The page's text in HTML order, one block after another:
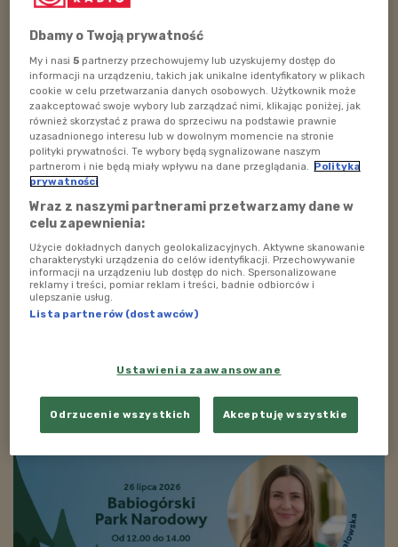
Foto: pixabay.com
Składniki: ogórki surowe, świeża mięta, zioła, jogurt
naturalny.
Zobacz więcej na temat: ogórki
polskie radio dzieciom
przepisy kulinarne smak na tak
ZOBACZ TAKŻE
Dbamy o Twoją prywatność
My i nasi5 partnerzy przechowujemy lub uzyskujemy dostęp do
informacji na urządzeniu, takich jak unikalne identyfikatory w plikach
cookie w celu przetwarzania danych osobowych. Użytkownik może
zaakceptować swoje wybory lub zarządzać nimi, klikając poniżej, jak
również skorzystać z prawa do sprzeciwu na podstawie prawnie
uzasadnionego interesu lub w dowolnym momencie na stronie
polityki prywatności. Te wybory będą sygnalizowane naszym
partnerom i nie będą miały wpływu na dane przeglądania. Polityka
prywatności
Wraz z naszymi partnerami przetwarzamy dane w
celu zapewnienia:
Użycie dokładnych danych geolokalizacyjnych. Aktywne skanowanie
charakterystyki urządzenia do celów identyfikacji. Przechowywanie
informacji na urządzeniu lub dostęp do nich. Spersonalizowane
reklamy i treści, pomiar reklam i treści, badnie odbiorców i
ulepszanie usług.
Lista partnerów (dostawców)
Ustawienia zaawansowane
Odrzucenie wszystkich Akceptuję wszystkie